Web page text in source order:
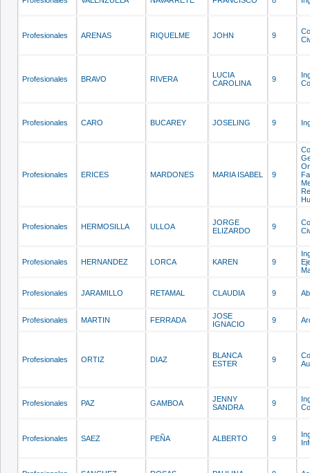
Profesionales ARENAS RIQUELME JOHN 9
Profesionales BRAVO RIVERA
LUCIA
CAROLINA
9
Profesionales CARO BUCAREY JOSELING 9
Profesionales ERICES MARDONES MARIA ISABEL 9
Profesionales HERMOSILLA ULLOA
JORGE
ELIZARDO
9
Profesionales HERNANDEZ LORCA KAREN 9
Profesionales JARAMILLO RETAMAL CLAUDIA 9
Profesionales MARTIN FERRADA
JOSE
IGNACIO
9
Profesionales ORTIZ DIAZ
BLANCA
ESTER
9
Profesionales PAZ GAMBOA
JENNY
SANDRA
9
Profesionales SAEZ PEÑA ALBERTO 9